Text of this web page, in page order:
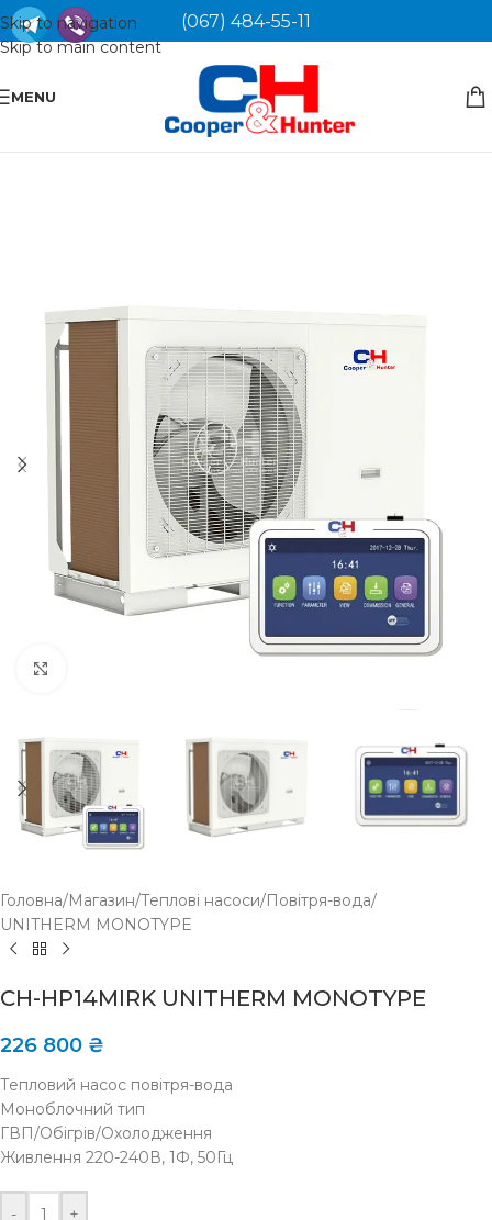
Skip to navigation
Skip to main content
(067) 484-55-11
MENU
Головна/Магазин/Теплові насоси/Повітря-вода/
UNITHERM MONOTYPE
CH-HP14MIRK UNITHERM MONOTYPE
226 800 ₴
Тепловий насос повітря-вода
Моноблочний тип
ГВП/Обігрів/Охолодження
Живлення 220-240В, 1Ф, 50Гц
- +